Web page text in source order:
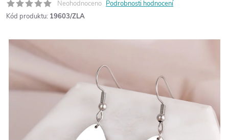
Neohodnoceno Podrobnosti hodnocení
Kód produktu: 19603/ZLA